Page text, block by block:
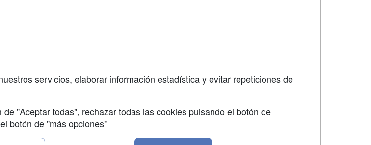
servicios, elaborar información estadística y evitar repeticiones de
"Aceptar todas", rechazar todas las cookies pulsando el botón de
botón de "más opciones"